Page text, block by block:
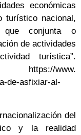
económicas
turístico nacional,
que conjunta o
de actividades
turística”.
www.
de-asfixiar-al-
del
y la realidad